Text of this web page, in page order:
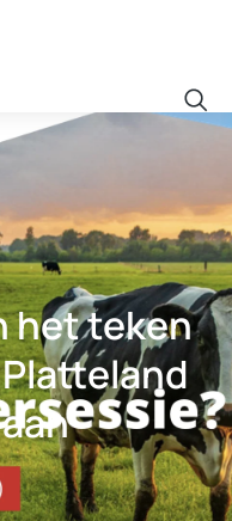
het teken